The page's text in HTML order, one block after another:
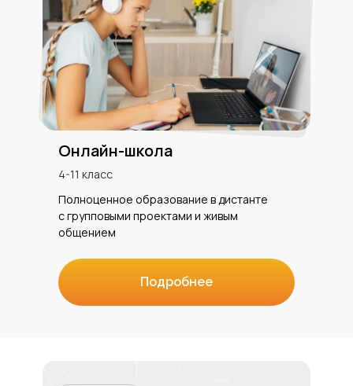
Полноценное образование в дистанте
с групповыми проектами и живым
общением
Онлайн-школа
4-11 класс
Подробнее